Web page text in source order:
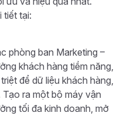
tiết tại:
phòng ban Marketing –
khách hàng tiềm năng,
để dữ liệu khách hàng,
ra một bộ máy vận
tối đa kinh doanh, mở